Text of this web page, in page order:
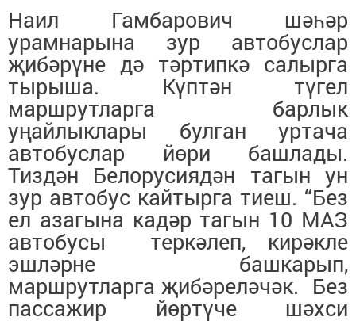
Наил Гамбарович шәһәр
урамнарына зур автобуслар
җибәрүне дә тәртипкә салырга
тырыша. Күптән түгел
маршрутларга барлык
уңайлыклары булган уртача
автобуслар йөри башлады.
Тиздән Белорусиядән тагын ун
зур автобус кайтырга тиеш. “Без
ел азагына кадәр тагын 10 МАЗ
автобусы теркәлеп, кирәкле
эшләрне башкарып,
маршрутларга җибәреләчәк. Без
пассажир йөртүче шәхси